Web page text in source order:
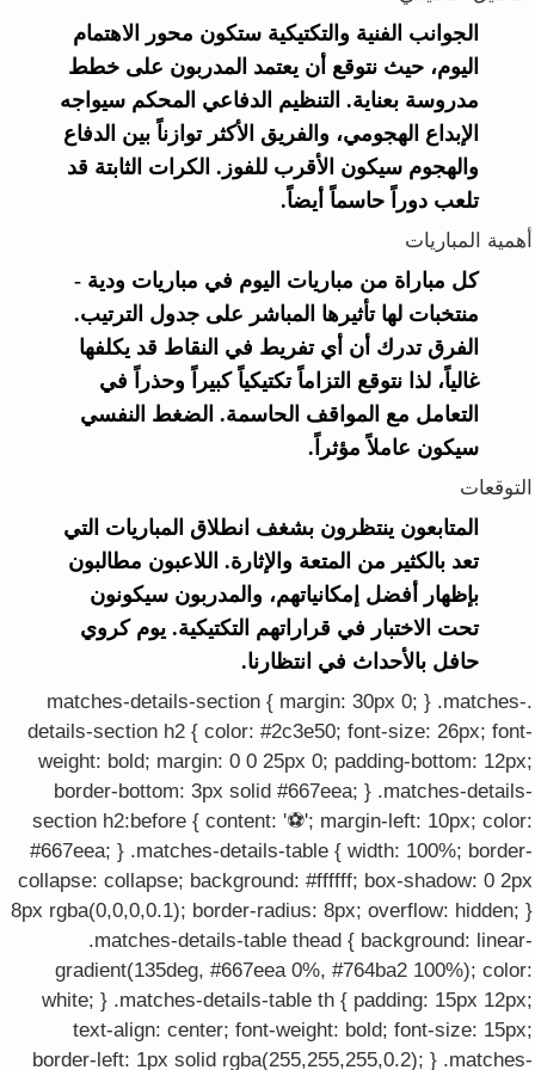
الجوانب الفنية والتكتيكية ستكون محور الاهتمام
اليوم، حيث نتوقع أن يعتمد المدربون على خطط
مدروسة بعناية. التنظيم الدفاعي المحكم سيواجه
الإبداع الهجومي، والفريق الأكثر توازناً بين الدفاع
والهجوم سيكون الأقرب للفوز. الكرات الثابتة قد
تلعب دوراً حاسماً أيضاً.
أهمية المباريات
كل مباراة من مباريات اليوم في مباريات ودية -
منتخبات لها تأثيرها المباشر على جدول الترتيب.
الفرق تدرك أن أي تفريط في النقاط قد يكلفها
غالياً، لذا نتوقع التزاماً تكتيكياً كبيراً وحذراً في
التعامل مع المواقف الحاسمة. الضغط النفسي
سيكون عاملاً مؤثراً.
التوقعات
المتابعون ينتظرون بشغف انطلاق المباريات التي
تعد بالكثير من المتعة والإثارة. اللاعبون مطالبون
بإظهار أفضل إمكانياتهم، والمدربون سيكونون
تحت الاختبار في قراراتهم التكتيكية. يوم كروي
حافل بالأحداث في انتظارنا.
.matches-details-section { margin: 30px 0; } .matches-
details-section h2 { color: #2c3e50; font-size: 26px; font-
weight: bold; margin: 0 0 25px 0; padding-bottom: 12px;
border-bottom: 3px solid #667eea; } .matches-details-
section h2:before { content: '⚽'; margin-left: 10px; color:
#667eea; } .matches-details-table { width: 100%; border-
collapse: collapse; background: #ffffff; box-shadow: 0 2px
8px rgba(0,0,0,0.1); border-radius: 8px; overflow: hidden; }
.matches-details-table thead { background: linear-
gradient(135deg, #667eea 0%, #764ba2 100%); color:
white; } .matches-details-table th { padding: 15px 12px;
text-align: center; font-weight: bold; font-size: 15px;
border-left: 1px solid rgba(255,255,255,0.2); } .matches-